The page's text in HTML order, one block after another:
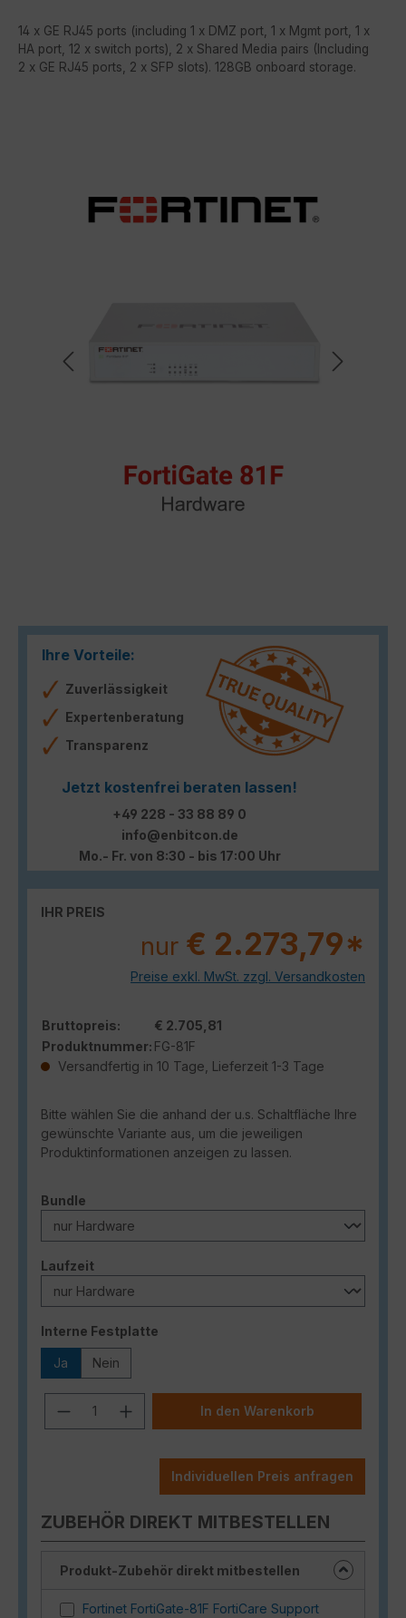
14 x GE RJ45 ports (including 1 x DMZ port, 1 x Mgmt port, 1 x
HA port, 12 x switch ports), 2 x Shared Media pairs (Including
2 x GE RJ45 ports, 2 x SFP slots). 128GB onboard storage.
Ihre Vorteile:
Zuverlässigkeit
Expertenberatung
Transparenz
Jetzt kostenfrei beraten lassen!
+49 228 - 33 88 89 0
info@enbitcon.de
Mo.- Fr. von 8:30 - bis 17:00 Uhr
IHR PREIS
nur € 2.273,79*
Preise exkl. MwSt. zzgl. Versandkosten
Bruttopreis:
€ 2.705,81
Produktnummer: FG-81F
Versandfertig in 10 Tage, Lieferzeit 1-3 Tage
Bitte wählen Sie die anhand der u.s. Schaltfläche Ihre
gewünschte Variante aus, um die jeweiligen
Produktinformationen anzeigen zu lassen.
Bundle
Laufzeitauswählen
Interne Festplatte
Ja Nein
Produkt Anzahl: Gib den
In den Warenkorb
Individuellen Preis anfragen
ZUBEHÖR DIREKT MITBESTELLEN
Produkt-Zubehör direkt mitbestellen
Fortinet FortiGate-81F FortiCare Support